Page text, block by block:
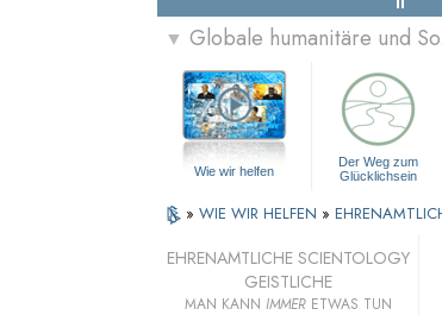
▼ Globale humanitäre und
Wie wir helfen
Der Weg zum
Glücklichsein
» WIE WIR HELFEN »
EHRENAMTLICHE SCIENTOLOGY
GEISTLICHE
MAN KANN IMMERETWAS TUN